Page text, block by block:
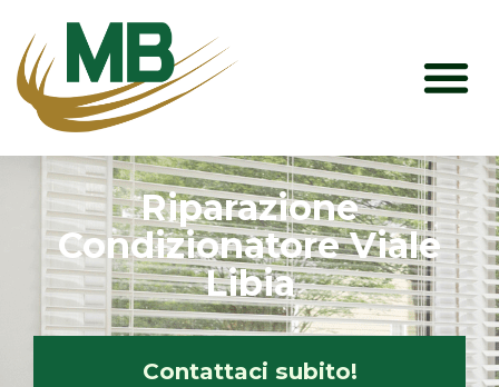
contenuto
Riparazione
Condizionatore Viale
Libia
Contattaci subito!